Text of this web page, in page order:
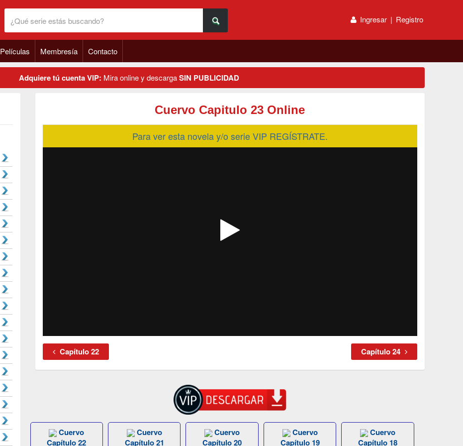
Ingresar | Registro
Películas Membresía Contacto
Adquiere tú cuenta VIP: Mira online y descargaSIN PUBLICIDAD
Cuervo Capitulo 23 Online
Para ver esta novela y/o serie VIP REGÍSTRATE.
Capítulo 22 Capítulo 24
Cuervo
Capítulo 22
Cuervo
Capítulo 21
Cuervo
Capítulo 20
Cuervo
Capítulo 19
Cuervo
Capítulo 18